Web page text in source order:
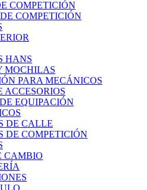
COMPETICIÓN
COMPETICIÓN
HANS
MOCHILAS
PARA MECÁNICOS
ACCESORIOS
EQUIPACIÓN
DE CALLE
DE COMPETICIÓN
CAMBIO